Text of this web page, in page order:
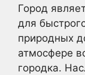
Город
для
природных
атмосфере
городка.